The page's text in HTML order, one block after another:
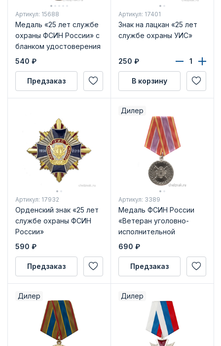
Артикул: 15688
Медаль «25 лет службе
охраны ФСИН России» с
бланком удостоверения
540 ₽
Предзаказ
Артикул: 17401
Знак на лацкан «25 лет
службе охраны УИС»
250 ₽
В корзину
Артикул: 17932
Орденский знак «25 лет
службе охраны ФСИН
России»
590 ₽
Предзаказ
Дилер
Артикул: 3389
Медаль ФСИН России
«Ветеран уголовно-
исполнительной
системы России» с
690 ₽
Предзаказ
Дилер Дилер